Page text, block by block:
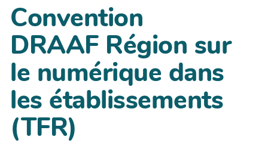
Convention
DRAAF Région sur
le numérique dans
les établissements
(TFR)